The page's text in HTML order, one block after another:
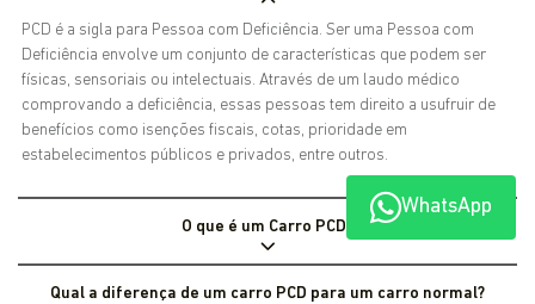
PCD é a sigla para Pessoa com Deficiência. Ser uma Pessoa com
Deficiência envolve um conjunto de características que podem ser
físicas, sensoriais ou intelectuais. Através de um laudo médico
comprovando a deficiência, essas pessoas tem direito a usufruir de
benefícios como isenções fiscais, cotas, prioridade em
estabelecimentos públicos e privados, entre outros.
O que é um Carro PCD?
Qual a diferença de um carro PCD para um carro normal?
WhatsApp